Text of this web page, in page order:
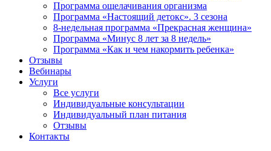
Программа ощелачивания организма
Программа «Настоящий детокс». 3 сезона
8-недельная программа «Прекрасная женщина»
Программа «Минус 8 лет за 8 недель»
Программа «Как и чем накормить ребенка»
Отзывы
Вебинары
Услуги
Все услуги
Индивидуальные консультации
Индивидуальный план питания
Отзывы
Контакты